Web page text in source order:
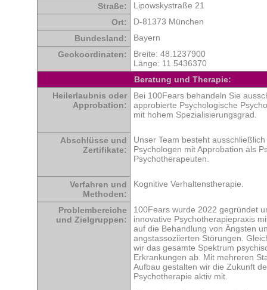
Straße:
Lipowskystraße 21
Ort:
D-81373 München
Bundesland:
Bayern
Geokoordinaten:
Breite: 48.1237900
Länge: 11.5436370
Beratung und Therapie:
Heilerlaubnis oder
Approbation:
Bei 100Fears behandeln Sie
approbierte Psychologische
mit hohem Spezialisierungsgrad.
Abschlüsse und
Zertifikate:
Unser Team besteht
Psychologen mit Approbation als
Psychotherapeuten.
Verfahren und
Methoden:
Kognitive Verhaltenstherapie.
Problembereiche
und Zielgruppen:
100Fears wurde 2022 gegründet
innovative Psychotherapiepraxis
auf die Behandlung von Ängsten
angstassoziierten Störungen.
wir das gesamte Spektrum
Erkrankungen ab. Mit mehreren
Aufbau gestalten wir die Zukunft
Psychotherapie aktiv mit.